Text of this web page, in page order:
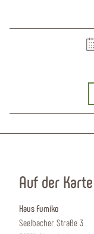
Auf der Karte
Haus Fumiko
Seelbacher Straße 3